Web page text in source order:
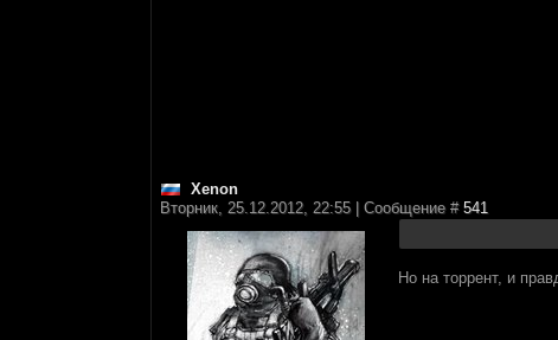
Xenon
Вторник, 25.12.2012, 22:55 | Сообщение # 541
Но на торрент, и